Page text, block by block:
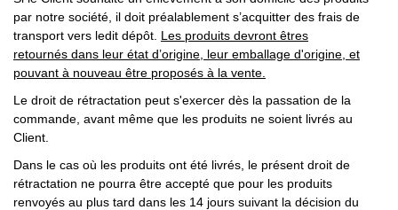
par notre société, il doit préalablement s’acquitter des frais de
transport vers ledit dépôt. Les produits devront êtres
retournés dans leur état d’origine, leur emballage d'origine, et
pouvant à nouveau être proposés à la vente.
Le droit de rétractation peut s'exercer dès la passation de la
commande, avant même que les produits ne soient livrés au
Client.
Dans le cas où les produits ont été livrés, le présent droit de
rétractation ne pourra être accepté que pour les produits
renvoyés au plus tard dans les 14 jours suivant la décision du